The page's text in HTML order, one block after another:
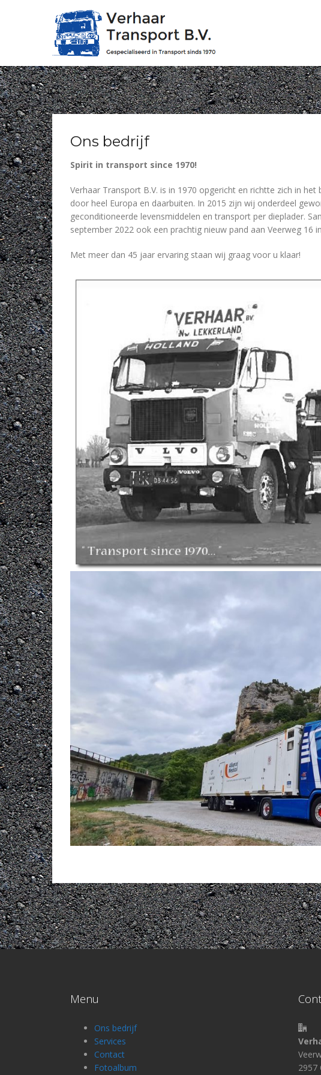
Ons bedrijf
Spirit in transport since 1970!
Verhaar Transport B.V. is in 1970 opgericht en richtte zich in
door heel Europa en daarbuiten. In 2015 zijn wij onderdeel
geconditioneerde levensmiddelen en transport per dieplader.
september 2022 ook een prachtig nieuw pand aan Veerweg 16
Met meer dan 45 jaar ervaring staan wij graag voor u klaar!
Menu
Ons bedrijf
Services
Contact
Fotoalbum
2957